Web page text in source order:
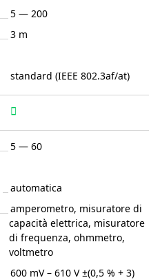
5 — 200
3 m
standard (IEEE 802.3af/at)
5 — 60
automatica
amperometro, misuratore di
capacità elettrica, misuratore
di frequenza, ohmmetro,
voltmetro
600 mV – 610 V ±(0,5 % + 3)